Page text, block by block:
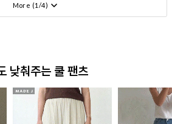
More (1 /4)
낮춰주는 쿨 팬츠